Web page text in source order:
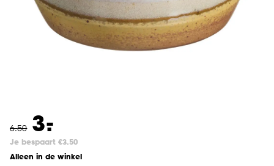
6.50 3.
-
Je bespaart €3.50
Alleen in de winkel